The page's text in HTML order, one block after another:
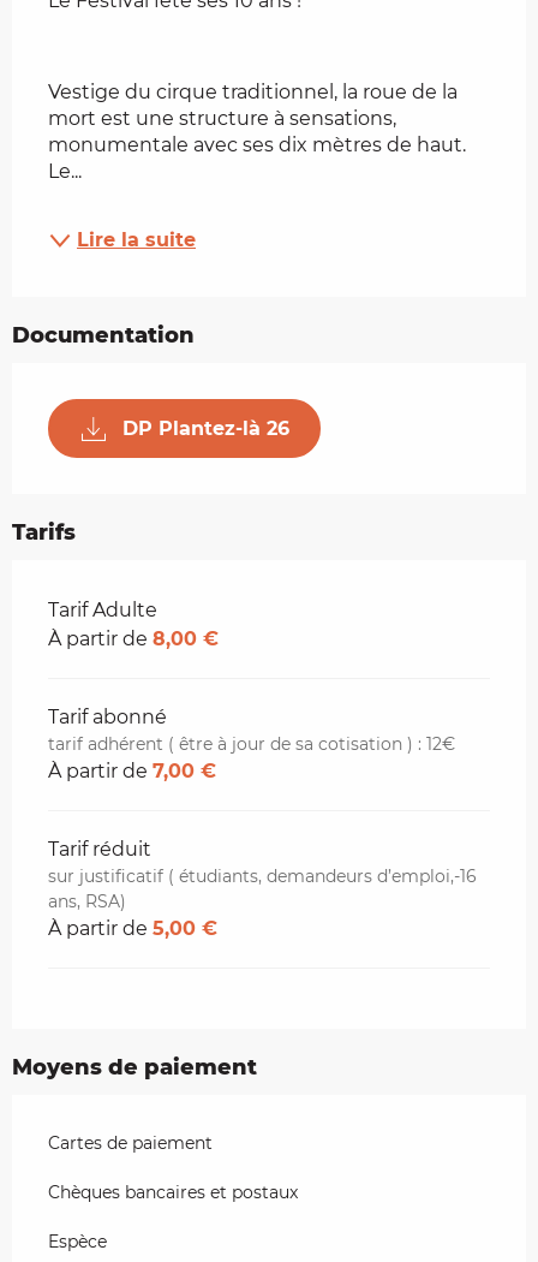
Vestige du cirque traditionnel, la roue de la
mort est une structure à sensations,
monumentale avec ses dix mètres de haut.
Le...
Lire la suite
Documentation
DP Plantez-là 26
Tarifs
Tarifs 2026
Tarif Adulte
À partir de 8,00 €
Tarif abonné
tarif adhérent ( être à jour de sa cotisation ) : 12€
À partir de 7,00 €
Tarif réduit
sur justificatif ( étudiants, demandeurs d’emploi,-16
ans, RSA)
À partir de 5,00 €
Moyens de paiement
Cartes de paiement
Chèques bancaires et postaux
Espèce